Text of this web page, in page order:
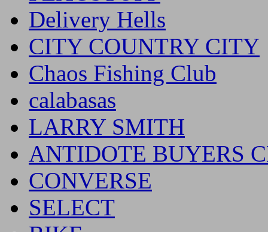
Delivery Hells
CITY COUNTRY CITY
Chaos Fishing Club
calabasas
LARRY SMITH
ANTIDOTE BUYERS
CONVERSE
SELECT